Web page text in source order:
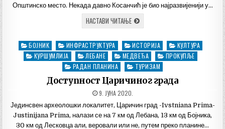
Општинско место. Некада давно Косанчић је био најразвијенији у…
НАСТАВИ ЧИТАЊЕКОСАНЧИЋ
НЕКАД
БАНКА
Posted
БОЈНИК ИНФРАСТРУКТУРА ИСТОРИЈА
КУЛТУРА
КУРШУМЛИЈА
ЛЕБАНЕ МЕДВЕЂА
ПРОКУПЉЕ
РАДАН ПЛАНИНА
ТУРИЗАМ
Доступност Царичиног града
ДАТУМ
ОБЈАВЉИВАЊА:
9. ЈУНА 2020.
Јединсвен археолошки локалитет, Царичин град -Ivstniana Prima-
Justinijana Prima, налази се на 7 км од Лебана, 13 км од Бојника,
30 км од Лесковца али, веровали или не, путем преко планине…